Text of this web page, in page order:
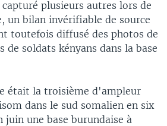
plusieurs autres lors de
un bilan invérifiable de source
toutefois diffusé des photos de
de soldats kényans dans la base
était la troisième d'ampleur
dans le sud somalien en six
juin une base burundaise à